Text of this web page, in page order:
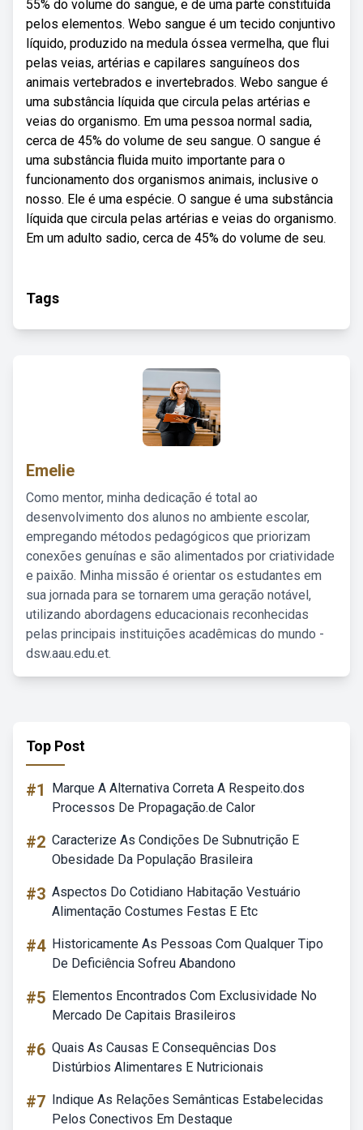
55% do volume do sangue, e de uma parte constituída
pelos elementos. Webo sangue é um tecido conjuntivo
líquido, produzido na medula óssea vermelha, que flui
pelas veias, artérias e capilares sanguíneos dos
animais vertebrados e invertebrados. Webo sangue é
uma substância líquida que circula pelas artérias e
veias do organismo. Em uma pessoa normal sadia,
cerca de 45% do volume de seu sangue. O sangue é
uma substância fluida muito importante para o
funcionamento dos organismos animais, inclusive o
nosso. Ele é uma espécie. O sangue é uma substância
líquida que circula pelas artérias e veias do organismo.
Em um adulto sadio, cerca de 45% do volume de seu.
Tags
Emelie
Como mentor, minha dedicação é total ao
desenvolvimento dos alunos no ambiente escolar,
empregando métodos pedagógicos que priorizam
conexões genuínas e são alimentados por criatividade
e paixão. Minha missão é orientar os estudantes em
sua jornada para se tornarem uma geração notável,
utilizando abordagens educacionais reconhecidas
pelas principais instituições acadêmicas do mundo -
dsw.aau.edu.et.
Top Post
#1
Marque A Alternativa Correta A Respeito.dos
Processos De Propagação.de Calor
#2 Caracterize As Condições De Subnutrição E
Obesidade Da População Brasileira
#3 Aspectos Do Cotidiano Habitação Vestuário
Alimentação Costumes Festas E Etc
#4 Historicamente As Pessoas Com Qualquer Tipo
De Deficiência Sofreu Abandono
#5 Elementos Encontrados Com Exclusividade No
Mercado De Capitais Brasileiros
#6 Quais As Causas E Consequências Dos
Distúrbios Alimentares E Nutricionais
#7 Indique As Relações Semânticas Estabelecidas
Pelos Conectivos Em Destaque